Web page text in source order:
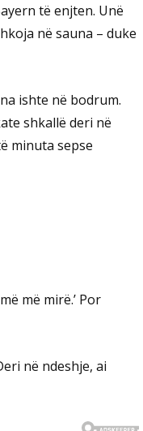
të enjten. Unë
në sauna – duke
ishte në bodrum.
shkallë deri në
minuta sepse
më mirë.’ Por
në ndeshje, ai